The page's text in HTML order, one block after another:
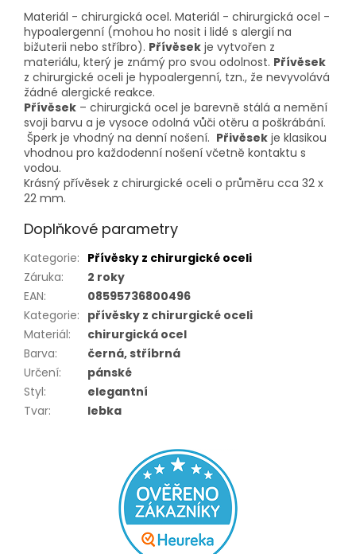
Materiál - chirurgická ocel. Materiál - chirurgická ocel -
hypoalergenní (mohou ho nosit i lidé s alergií na
bižuterii nebo stříbro). Přívěsek je vytvořen z
materiálu, který je známý pro svou odolnost. Přívěsek
z chirurgické oceli je hypoalergenní, tzn., že nevyvolává
žádné alergické reakce.
Přívěsek – chirurgická ocel je barevně stálá a nemění
svoji barvu a je vysoce odolná vůči otěru a poškrábání.
Šperk je vhodný na denní nošení. Přivěsek je klasikou
vhodnou pro každodenní nošení včetně kontaktu s
vodou.
Krásný přívěsek z chirurgické oceli o průměru cca 32 x
22 mm.
Doplňkové parametry
Kategorie: Přívěsky z chirurgické oceli
Záruka:
2 roky
EAN:
08595736800496
Kategorie: přívěsky z chirurgické oceli
Materiál:
chirurgická ocel
Barva:
černá, stříbrná
Určení:
pánské
Styl:
elegantní
Tvar: lebka